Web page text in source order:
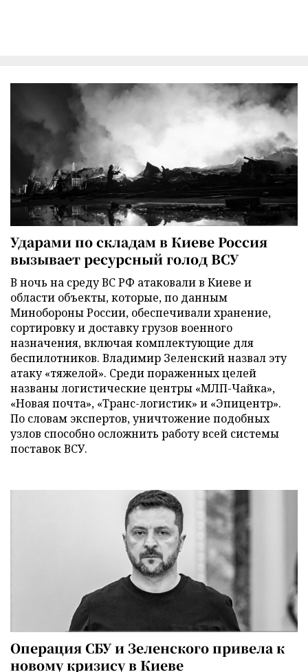
Ударами по складам в Киеве Россия
вызывает ресурсный голод ВСУ
В ночь на среду ВС РФ атаковали в Киеве и
области объекты, которые, по данным
Минобороны России, обеспечивали хранение,
сортировку и доставку грузов военного
назначения, включая комплектующие для
беспилотников. Владимир Зеленский назвал эту
атаку «тяжелой». Среди пораженных целей
названы логистические центры «МЛП-Чайка»,
«Новая почта», «Транс-логистик» и «Эпицентр».
По словам экспертов, уничтожение подобных
узлов способно осложнить работу всей системы
поставок ВСУ.
Операция СБУ и Зеленского привела к
новому кризису в Киеве